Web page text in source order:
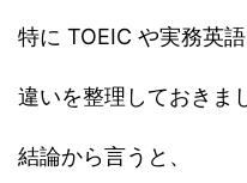
特に TOEIC や実務英
違いを整理しておきま
結論から言うと、